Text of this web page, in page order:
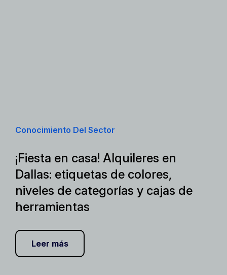
Conocimiento Del Sector
¡Fiesta en casa! Alquileres en
Dallas: etiquetas de colores,
niveles de categorías y cajas de
herramientas
Leer más